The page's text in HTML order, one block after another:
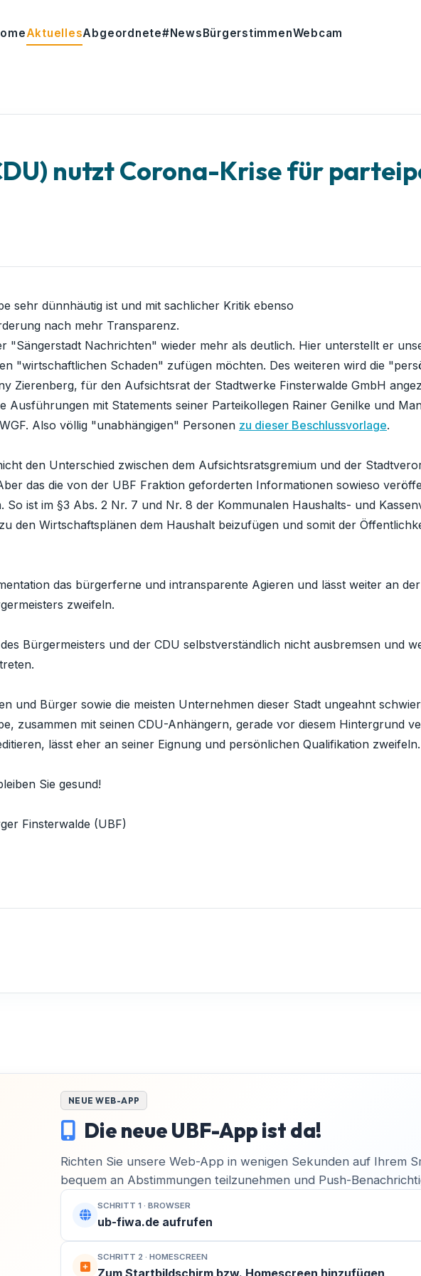
AktuellesAbgeordnete#NewsBürgerstimmenWebcam
nutzt Corona-Krise für
sehr dünnhäutig ist und mit sachlicher Kritik ebenso
nach mehr Transparenz.
"Sängerstadt Nachrichten" wieder mehr als deutlich. Hier unterstellt er
"wirtschaftlichen Schaden" zufügen möchten. Des weiteren wird die
Zierenberg, für den Aufsichtsrat der Stadtwerke Finsterwalde GmbH
Ausführungen mit Statements seiner Parteikollegen Rainer Genilke und
Also völlig "unabhängigen" Personen zu dieser Beschlussvorlage.
den Unterschied zwischen dem Aufsichtsratsgremium und der
das die von der UBF Fraktion geforderten Informationen sowieso
So ist im §3 Abs. 2 Nr. 7 und Nr. 8 der Kommunalen Haushalts- und
den Wirtschaftsplänen dem Haushalt beizufügen und somit der
das bürgerferne und intransparente Agieren und lässt weiter an
zweifeln.
Bürgermeisters und der CDU selbstverständlich nicht ausbremsen und
und Bürger sowie die meisten Unternehmen dieser Stadt ungeahnt
zusammen mit seinen CDU-Anhängern, gerade vor diesem Hintergrund
lässt eher an seiner Eignung und persönlichen Qualifikation zweifeln.
Sie gesund!
Finsterwalde (UBF)
NEUE WEB-APP
Die neue UBF-App ist da!
Richten Sie unsere Web-App in wenigen Sekunden auf Ihrem
bequem an Abstimmungen teilzunehmen und Push-
SCHRITT 1 · BROWSER
ub-fiwa.de aufrufen
SCHRITT 2 · HOMESCREEN
Finsterwalde aktiv mitgestalten!